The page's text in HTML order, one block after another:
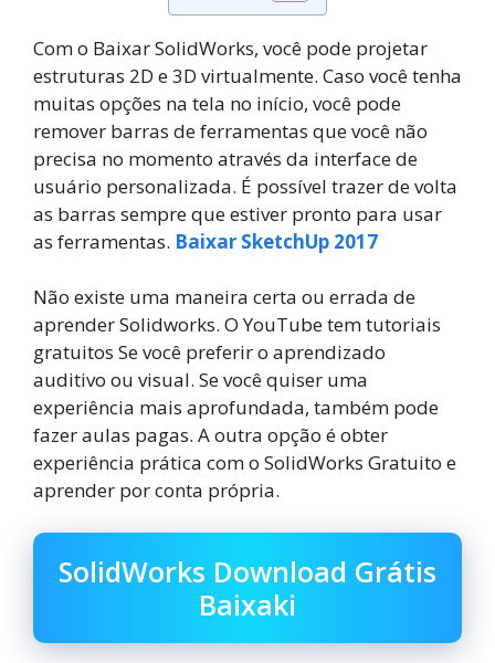
Com o Baixar SolidWorks, você pode projetar
estruturas 2D e 3D virtualmente. Caso você tenha
muitas opções na tela no início, você pode
remover barras de ferramentas que você não
precisa no momento através da interface de
usuário personalizada. É possível trazer de volta
as barras sempre que estiver pronto para usar
as ferramentas. Baixar SketchUp 2017
Não existe uma maneira certa ou errada de
aprender Solidworks. O YouTube tem tutoriais
gratuitos Se você preferir o aprendizado
auditivo ou visual. Se você quiser uma
experiência mais aprofundada, também pode
fazer aulas pagas. A outra opção é obter
experiência prática com o SolidWorks Gratuito e
aprender por conta própria.
SolidWorks Download Grátis
Baixaki